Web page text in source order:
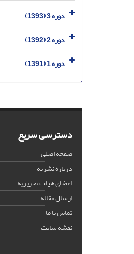
دوره 3 (1393)
دوره 2 (1392)
دوره 1 (1391)
دسترسی سریع
صفحه اصلی
درباره نشریه
اعضای هیات تحریریه
ارسال مقاله
تماس با ما
نقشه سایت